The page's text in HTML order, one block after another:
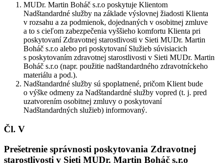
MUDr. Martin Boháč s.r.o poskytuje Klientom
Nadštandardné služby na základe výslovnej žiadosti Klienta
v rozsahu a za podmienok, dojednaných v osobitnej zmluve
a to s cieľom zabezpečenia vyššieho komfortu Klienta pri
poskytovaní Zdravotnej starostlivosti v Sieti MUDr. Martin
Boháč s.r.o alebo pri poskytovaní Služieb súvisiacich
s poskytovaním zdravotnej starostlivosti v Sieti MUDr. Martin
Boháč s.r.o (napr. použitie nadštandardného zdravotníckeho
materiálu a pod.).
Nadštandardné služby sú spoplatnené, pričom Klient bude
o výške odmeny za Nadštandardné služby vopred (t. j. pred
uzatvorením osobitnej zmluvy o poskytovaní
Nadštandardných služieb) informovaný.
Čl. V
Prešetrenie správnosti poskytovania Zdravotnej
starostlivosti v Sieti MUDr. Martin Boháč s.r.o